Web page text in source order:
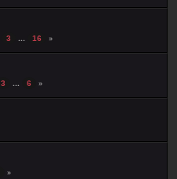
3 ... 16
3 ... 6